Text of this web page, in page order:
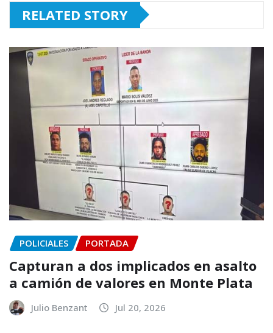
RELATED STORY
POLICIALES PORTADA
Capturan a dos implicados en asalto
a camión de valores en Monte Plata
Julio Benzant Jul 20, 2026